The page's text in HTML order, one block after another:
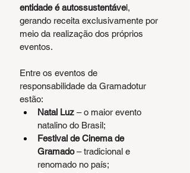
entidade é autossustentável,
gerando receita exclusivamente por
meio da realização dos próprios
eventos.
Entre os eventos de
responsabilidade da Gramadotur
estão:
Natal Luz – o maior evento
natalino do Brasil;
Festival de Cinema de
Gramado – tradicional e
renomado no país;